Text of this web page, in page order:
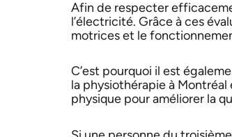
Afin de respecter
l’électricité. Grâce à ces
motrices et le
C’est pourquoi il est
la physiothérapie à
physique pour améliorer la